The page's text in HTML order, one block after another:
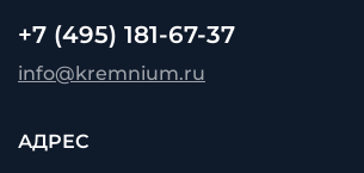
+7 (495) 181-67-37
info@kremnium.ru
АДРЕС